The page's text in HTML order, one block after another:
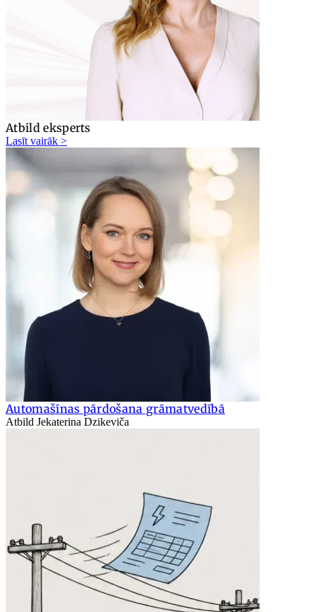
Atbild eksperts
Lasīt vairāk >
Automašīnas pārdošana grāmatvedībā
Atbild Jekaterina Dzikeviča